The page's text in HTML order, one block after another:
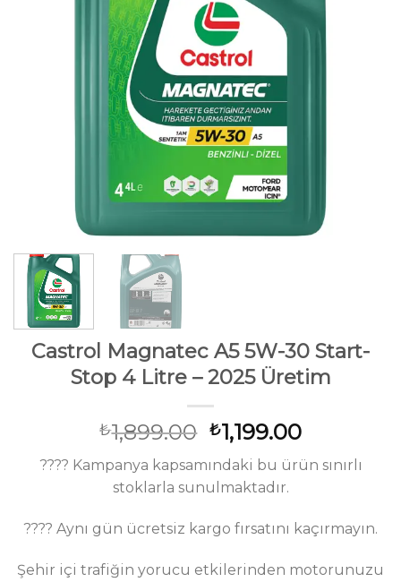
Castrol Magnatec A5 5W-30 Start-
Stop 4 Litre – 2025 Üretim
₺1,899.00 Orijinal
fiyat:
₺1,899.00.
₺1,199.00Şu
andaki
fiyat:
???? Kampanya kapsamındaki bu ürün sınırlı
stoklarla sunulmaktadır.
???? Aynı gün ücretsiz kargo fırsatını kaçırmayın.
Şehir içi trafiğin yorucu etkilerinden motorunuzu